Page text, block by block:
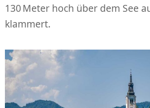
130 Meter hoch über dem See
klammert.